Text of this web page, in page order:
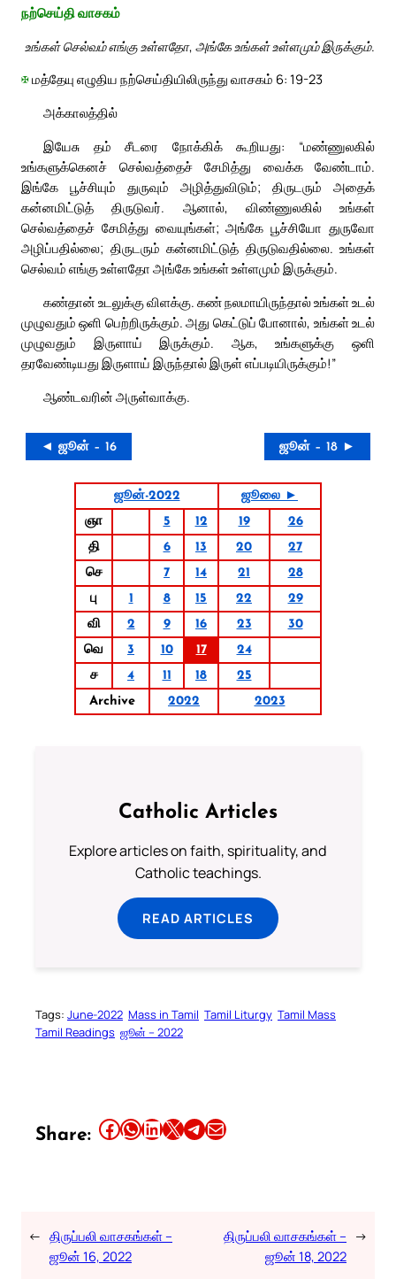
நற்செய்தி வாசகம்
உங்கள் செல்வம் எங்கு உள்ளதோ, அங்கே உங்கள் உள்ளமும் இருக்கும்.
✠மத்தேயு எழுதிய நற்செய்தியிலிருந்து வாசகம் 6: 19-23
அக்காலத்தில்
இயேசு தம் சீடரை நோக்கிக் கூறியது: “மண்ணுலகில்
உங்களுக்கெனச் செல்வத்தைச் சேமித்து வைக்க வேண்டாம்.
இங்கே பூச்சியும் துருவும் அழித்துவிடும்; திருடரும் அதைக்
கன்னமிட்டுத் திருடுவர். ஆனால், விண்ணுலகில் உங்கள்
செல்வத்தைச் சேமித்து வையுங்கள்; அங்கே பூச்சியோ துருவோ
அழிப்பதில்லை; திருடரும் கன்னமிட்டுத் திருடுவதில்லை. உங்கள்
செல்வம் எங்கு உள்ளதோ அங்கே உங்கள் உள்ளமும் இருக்கும்.
கண்தான் உடலுக்கு விளக்கு. கண் நலமாயிருந்தால் உங்கள் உடல்
முழுவதும் ஒளி பெற்றிருக்கும். அது கெட்டுப் போனால், உங்கள் உடல்
முழுவதும் இருளாய் இருக்கும். ஆக, உங்களுக்கு ஒளி
தரவேண்டியது இருளாய் இருந்தால் இருள் எப்படியிருக்கும்!”
ஆண்டவரின் அருள்வாக்கு.
◄ ஜூன் – 16 ஜூன் – 18 ►
ஜூன்-2022
ஜூலை ►
ஞா
5 12 19
26
தி
6 13 20
27
செ
7 14 21
28
பு
1 8 15 22
29
வி
2 9 16 23
30
வெ
3 10 17
24
ச
4 11 18
25
Archive
2022 2023
Catholic Articles
Explore articles on faith, spirituality, and
Catholic teachings.
READ ARTICLES
Tags: June-2022 Mass in Tamil Tamil Liturgy Tamil Mass
Tamil Readings ஜூன் – 2022
Share: Share this article on Facebook Share this article on WhatsApp Share this article on LinkedIn Share this article on X Share this article on TelegramEmail this Article
← திருப்பலி வாசகங்கள் –
ஜூன் 16, 2022
திருப்பலி வாசகங்கள் –
ஜூன் 18, 2022
→